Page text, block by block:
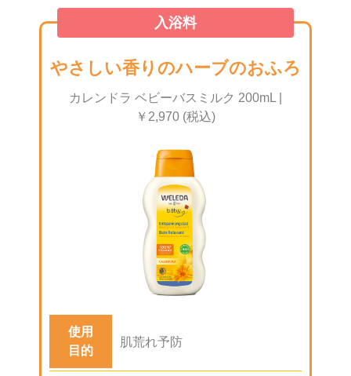
入浴料
やさしい香りのハーブのおふろ
カレンドラ ベビーバスミルク 200mL |
￥2,970 (税込)
使用
目的
肌荒れ予防